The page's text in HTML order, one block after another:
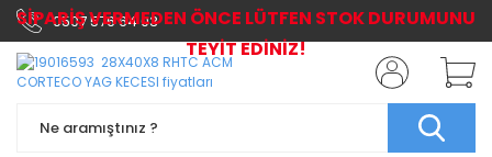
0507 576 64 03
SİPARİŞ VERMEDEN ÖNCE LÜTFEN STOK DURUMUNU
TEYİT EDİNİZ!